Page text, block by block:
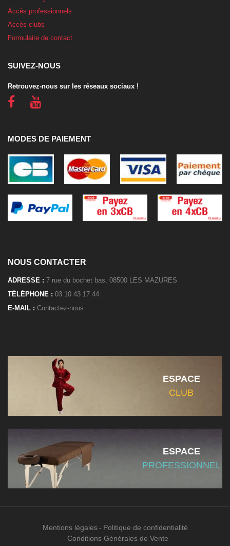
Accès professionnels
Accès clubs
Formulaire de contact
SUIVEZ-NOUS
Retrouvez-nous sur les réseaux sociaux !
MODES DE PAIEMENT
NOUS CONTACTER
ADRESSE : 7 rue du bochet bas, 08500 LES MAZURES
TÉLÉPHONE : 03 10 43 17 44
E-MAIL : Contactez-nous
ESPACE
CLUB
ESPACE
PROFESSIONNEL
Mentions légales
Politique de confidentialité
Conditions Générales de Vente